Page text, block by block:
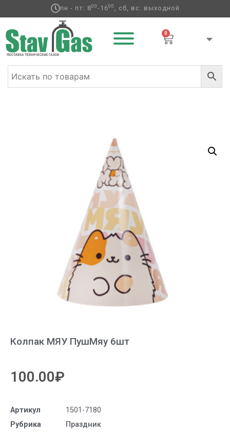
пн - пт: 800-1600 , сб, вс: выходной
0
Колпак МЯУ ПушМяу 6шт
100.00₽
Артикул
1501-7180
Рубрика
Праздник